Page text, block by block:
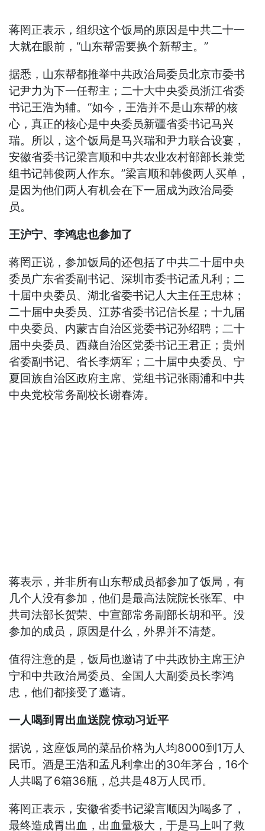
蒋罔正表示，组织这个饭局的原因是中共二十一
大就在眼前，“山东帮需要换个新帮主。”
据悉，山东帮都推举中共政治局委员北京市委书
记尹力为下一任帮主；二十大中央委员浙江省委
书记王浩为辅。“如今，王浩并不是山东帮的核
心，真正的核心是中央委员新疆省委书记马兴
瑞。所以，这个饭局是马兴瑞和尹力联合设宴，
安徽省委书记梁言顺和中共农业农村部部长兼党
组书记韩俊两人作东。”梁言顺和韩俊两人买单，
是因为他们两人有机会在下一届成为政治局委
员。
王沪宁、李鸿忠也参加了
蒋罔正说，参加饭局的还包括了中共二十届中央
委员广东省委副书记、深圳市委书记孟凡利；二
十届中央委员、湖北省委书记人大主任王忠林；
二十届中央委员、江苏省委书记信长星；十九届
中央委员、内蒙古自治区党委书记孙绍聘；二十
届中央委员、西藏自治区党委书记王君正；贵州
省委副书记、省长李炳军；二十届中央委员、宁
夏回族自治区政府主席、党组书记张雨浦和中共
中央党校常务副校长谢春涛。
蒋表示，并非所有山东帮成员都参加了饭局，有
几个人没有参加，他们是最高法院院长张军、中
共司法部长贺荣、中宣部常务副部长胡和平。没
参加的成员，原因是什么，外界并不清楚。
值得注意的是，饭局也邀请了中共政协主席王沪
宁和中共政治局委员、全国人大副委员长李鸿
忠，他们都接受了邀请。
一人喝到胃出血送院 惊动习近平
据说，这座饭局的菜品价格为人均8000到1万人
民币。酒是王浩和孟凡利拿出的30年茅台，16个
人共喝了6箱36瓶，总共是48万人民币。
蒋罔正表示，安徽省委书记梁言顺因为喝多了，
最终造成胃出血，出血量极大，于是马上叫了救